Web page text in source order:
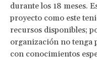
durante los 18 meses.
proyecto como este
recursos disponibles;
organización no tenga
con conocimientos